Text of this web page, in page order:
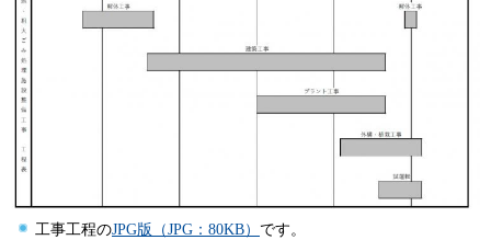
工事工程のJPG版（JPG：80KB） です。